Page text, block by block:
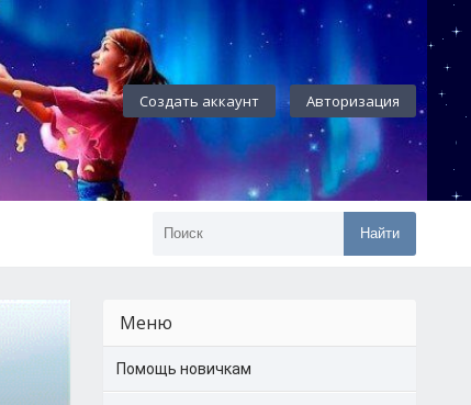
Создать аккаунт Авторизация
Найти
Меню
Помощь новичкам